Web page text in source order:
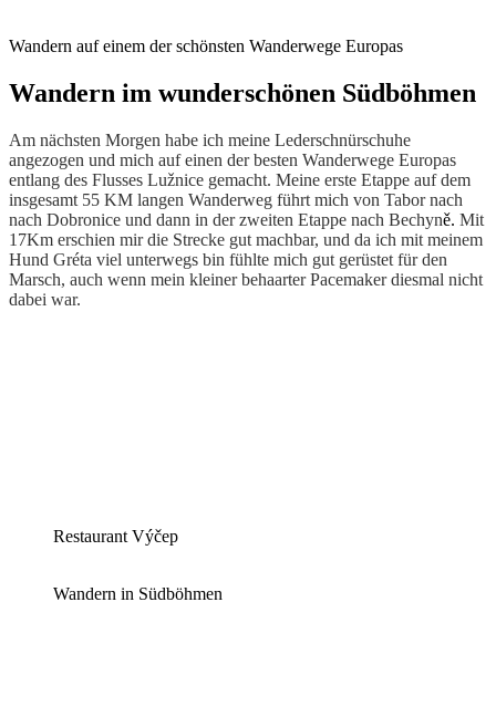
Wandern auf einem der schönsten Wanderwege Europas
Wandern im wunderschönen Südböhmen
Am nächsten Morgen habe ich meine Lederschnürschuhe
angezogen und mich auf einen der besten Wanderwege Europas
entlang des Flusses Lužnice gemacht. Meine erste Etappe auf dem
insgesamt 55 KM langen Wanderweg führt mich von Tabor nach
nach Dobronice und dann in der zweiten Etappe nach Bechyně. Mit
17Km erschien mir die Strecke gut machbar, und da ich mit meinem
Hund Gréta viel unterwegs bin fühlte mich gut gerüstet für den
Marsch, auch wenn mein kleiner behaarter Pacemaker diesmal nicht
dabei war.
Restaurant Výčep
Wandern in Südböhmen